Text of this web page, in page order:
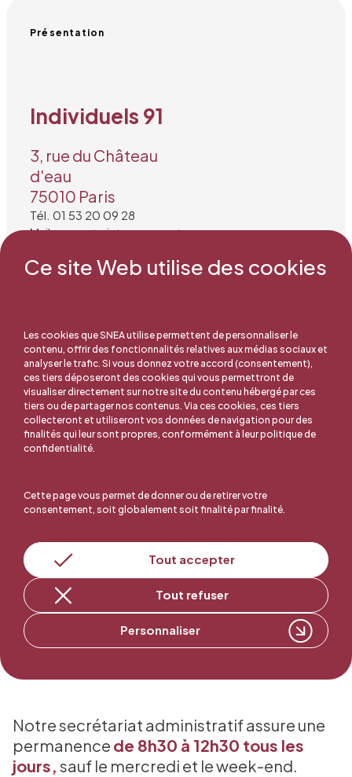
Ce site Web utilise des cookies
Les cookies que SNEA utilise permettent de personnaliser le
contenu, offrir des fonctionnalités relatives aux médias sociaux et
analyser le trafic. Si vous donnez votre accord (consentement),
ces tiers déposeront des cookies qui vous permettront de
visualiser directement sur notre site du contenu hébergé par ces
tiers ou de partager nos contenus. Via ces cookies, ces tiers
collecteront et utiliseront vos données de navigation pour des
finalités qui leur sont propres, conformément à leur politique de
confidentialité.
Cette page vous permet de donner ou de retirer votre
consentement, soit globalement soit finalité par finalité.
Tout accepter
Tout refuser
Personnaliser
Présentation
Individuels 91
3, rue du Château
d'eau
75010 Paris
Tél. 01 53 20 09 28
Mail : secretariat@snea.net
En ligne, c'est facile !
Adhérer au SNEA
Notre secrétariat administratif assure une
permanence de 8h30 à 12h30 tous les
jours, sauf le mercredi et le week-end.